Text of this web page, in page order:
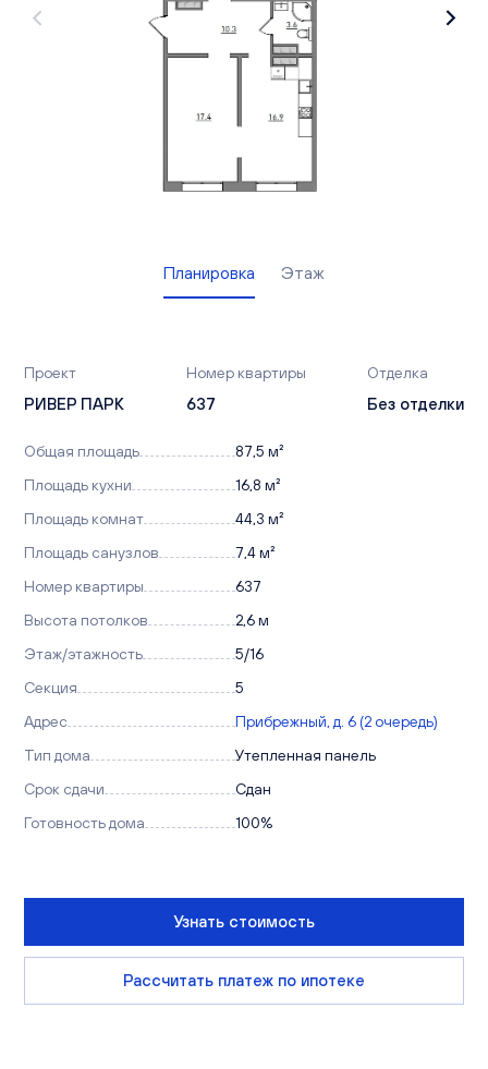
Вакансии
Офисы продаж
Планировка Этаж
Проект
РИВЕР ПАРК
Номер квартиры
637
Отделка
Без отделки
Общая площадь
87,5 м²
Площадь кухни
16,8 м²
Площадь комнат
44,3 м²
Площадь санузлов
7,4 м²
Номер квартиры
637
Высота потолков
2,6 м
Этаж/этажность
5/16
Секция
5
Адрес
Прибрежный, д. 6 (2 очередь)
Тип дома
Утепленная панель
Срок сдачи
Сдан
Готовность дома
100%
Узнать стоимость
Рассчитать платеж по ипотеке